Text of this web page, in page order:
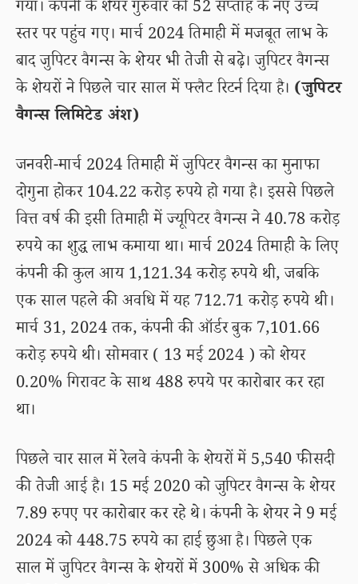
गया। कंपनी के शेयर गुरुवार को 52 सप्ताह के नए उच्च
स्तर पर पहुंच गए। मार्च 2024 तिमाही में मजबूत लाभ के
बाद जुपिटर वैगन्स के शेयर भी तेजी से बढ़े। जुपिटर वैगन्स
के शेयरों ने पिछले चार साल में फ्लैट रिटर्न दिया है। (जुपिटर
वैगन्स लिमिटेड अंश)
जनवरी-मार्च 2024 तिमाही में जुपिटर वैगन्स का मुनाफा
दोगुना होकर 104.22 करोड़ रुपये हो गया है। इससे पिछले
वित्त वर्ष की इसी तिमाही में ज्यूपिटर वैगन्स ने 40.78 करोड़
रुपये का शुद्ध लाभ कमाया था। मार्च 2024 तिमाही के लिए
कंपनी की कुल आय 1,121.34 करोड़ रुपये थी, जबकि
एक साल पहले की अवधि में यह 712.71 करोड़ रुपये थी।
मार्च 31, 2024 तक, कंपनी की ऑर्डर बुक 7,101.66
करोड़ रुपये थी। सोमवार ( 13 मई 2024 ) को शेयर
0.20% गिरावट के साथ 488 रुपये पर कारोबार कर रहा
था।
पिछले चार साल में रेलवे कंपनी के शेयरों में 5,540 फीसदी
की तेजी आई है। 15 मई 2020 को जुपिटर वैगन्स के शेयर
7.89 रुपए पर कारोबार कर रहे थे। कंपनी के शेयर ने 9 मई
2024 को 448.75 रुपये का हाई छुआ है। पिछले एक
साल में जुपिटर वैगन्स के शेयरों में 300% से अधिक की